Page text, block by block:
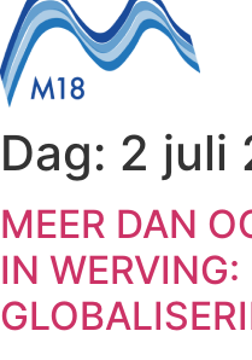
Dag: 2 juli
MEER DAN
IN WERVING: